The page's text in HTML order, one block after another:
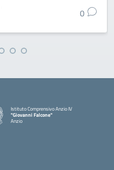
0
Istituto Comprensivo Anzio IV
"Giovanni Falcone"
Anzio